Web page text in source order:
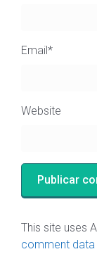
Email*
Website
This site uses
comment